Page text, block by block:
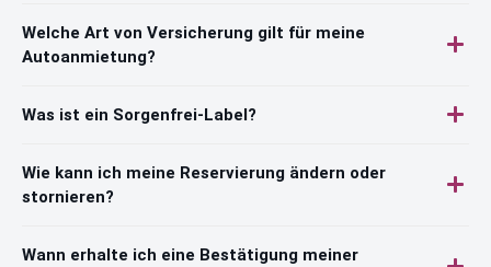
Welche Art von Versicherung gilt für meine
Autoanmietung?
Was ist ein Sorgenfrei-Label?
Wie kann ich meine Reservierung ändern oder
stornieren?
Wann erhalte ich eine Bestätigung meiner